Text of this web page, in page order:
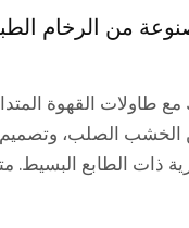
من الرخام
طاولات القهوة
الصلب، وتصميم